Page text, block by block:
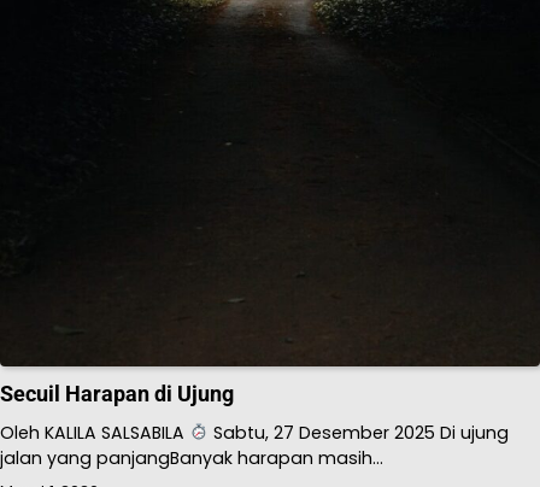
Secuil Harapan di Ujung
Oleh KALILA SALSABILA
Sabtu, 27 Desember 2025 Di ujung
jalan yang panjangBanyak harapan masih…